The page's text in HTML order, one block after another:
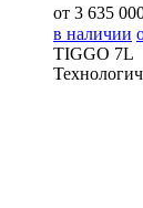
от 3 635
в наличии
TIGGO 7L